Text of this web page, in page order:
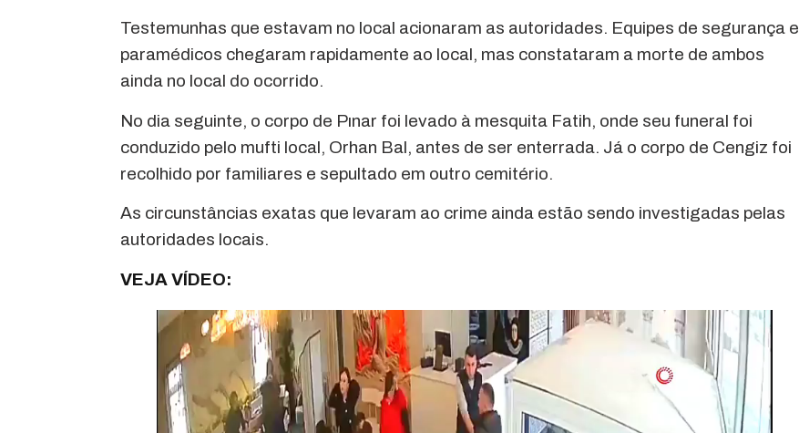
Testemunhas que estavam no local acionaram as autoridades. Equipes de segurança e
paramédicos chegaram rapidamente ao local, mas constataram a morte de ambos
ainda no local do ocorrido.
No dia seguinte, o corpo de Pınar foi levado à mesquita Fatih, onde seu funeral foi
conduzido pelo mufti local, Orhan Bal, antes de ser enterrada. Já o corpo de Cengiz foi
recolhido por familiares e sepultado em outro cemitério.
As circunstâncias exatas que levaram ao crime ainda estão sendo investigadas pelas
autoridades locais.
VEJA VÍDEO: